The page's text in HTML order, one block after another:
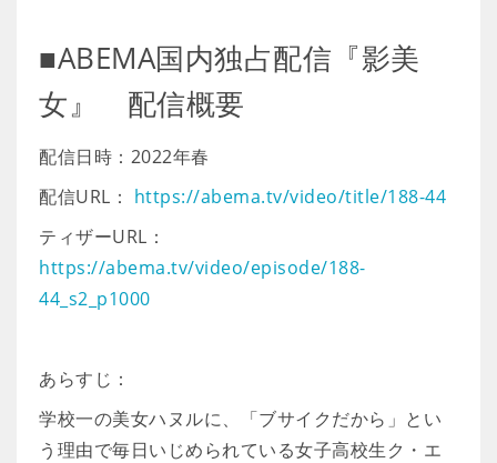
■ABEMA国内独占配信『影美
女』 配信概要
配信日時：2022年春
配信URL： https://abema.tv/video/title/188-44
ティザーURL：
https://abema.tv/video/episode/188-
44_s2_p1000
あらすじ：
学校一の美女ハヌルに、「ブサイクだから」とい
う理由で毎日いじめられている女子高校生ク・エ